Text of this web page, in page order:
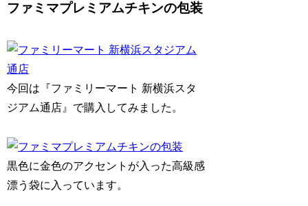
ファミマプレミアムチキンの包装
今回は『ファミリーマート 新横浜スタ
ジアム通店』で購入してみました。
黒色に金色のアクセントが入った高級感
漂う袋に入っています。